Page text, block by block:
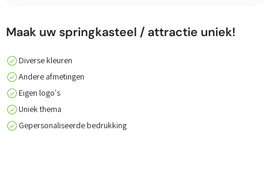
Maak uw springkasteel / attractie uniek!
Diverse kleuren
Andere afmetingen
Eigen logo's
Uniek thema
Gepersonaliseerde bedrukking